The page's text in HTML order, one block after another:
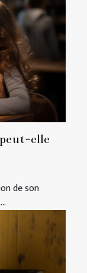
elle
de son